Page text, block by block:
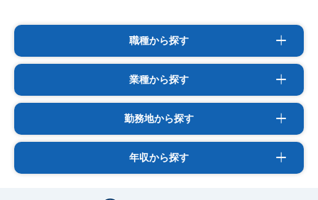
職種から探す
業種から探す
勤務地から探す
年収から探す